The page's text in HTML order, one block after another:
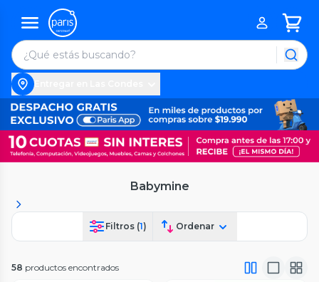
Babymine
Filtros (1) Ordenar
58 productos encontrados